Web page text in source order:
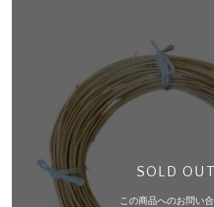
SOLD OUT
この商品へのお問い